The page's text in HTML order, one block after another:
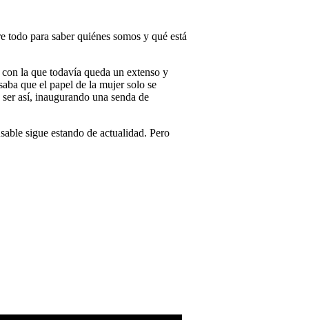
para saber quiénes somos y qué está
la que todavía queda un extenso y
que el papel de la mujer solo se
así, inaugurando una senda de
sigue estando de actualidad. Pero